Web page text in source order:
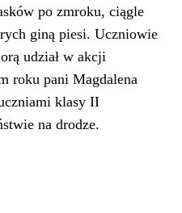
po zmroku, ciągle
giną piesi. Uczniowie
udział w akcji
roku pani Magdalena
klasy II
na drodze.